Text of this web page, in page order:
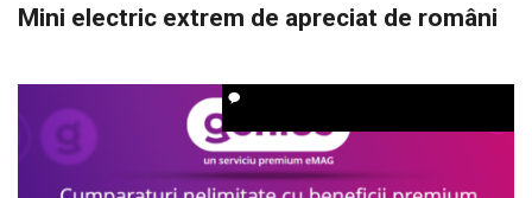
Mini electric extrem de apreciat de români